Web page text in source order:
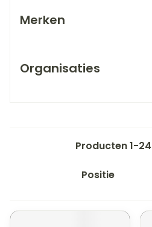
Merken
Organisaties
Producten1-24
Sorteer op: